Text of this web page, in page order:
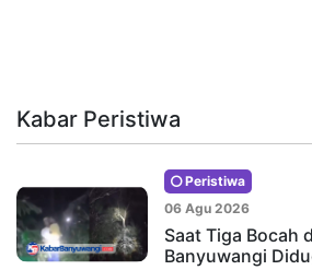
Kabar Peristiwa
Peristiwa
06 Agu 2026
Saat Tiga Bocah
Banyuwangi